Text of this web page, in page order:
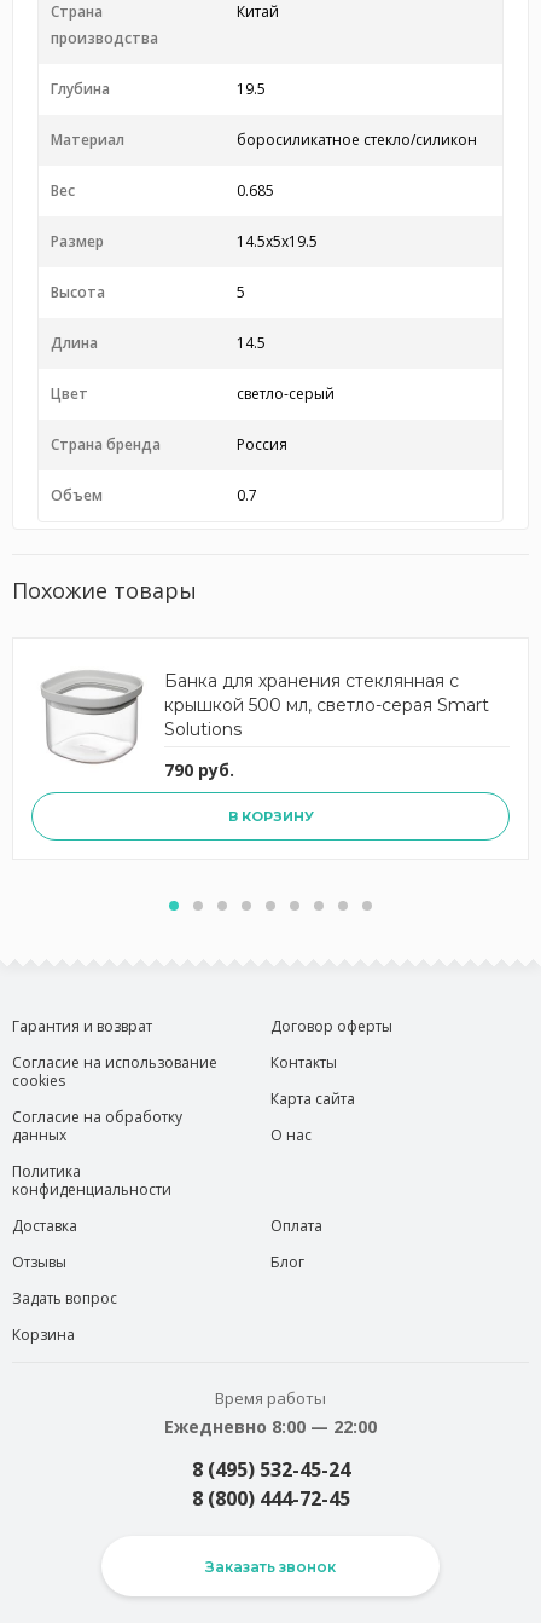
Страна
производства
Китай
Глубина 19.5
Материал боросиликатное стекло/силикон
Вес 0.685
Размер 14.5x5x19.5
Высота 5
Длина 14.5
Цвет светло-серый
Страна бренда Россия
Объем 0.7
Похожие товары
Банка для хранения стеклянная с
крышкой 500 мл, светло-серая Smart
Solutions
790 руб.
В КОРЗИНУ
Гарантия и возврат
Согласие на использование
cookies
Согласие на обработку
данных
Политика
конфиденциальности
Договор оферты
Контакты
Карта сайта
О нас
Доставка
Отзывы
Задать вопрос
Корзина
Оплата
Блог
Время работы
Ежедневно 8:00 — 22:00
8 (495) 532-45-24
8 (800) 444-72-45
Заказать звонок